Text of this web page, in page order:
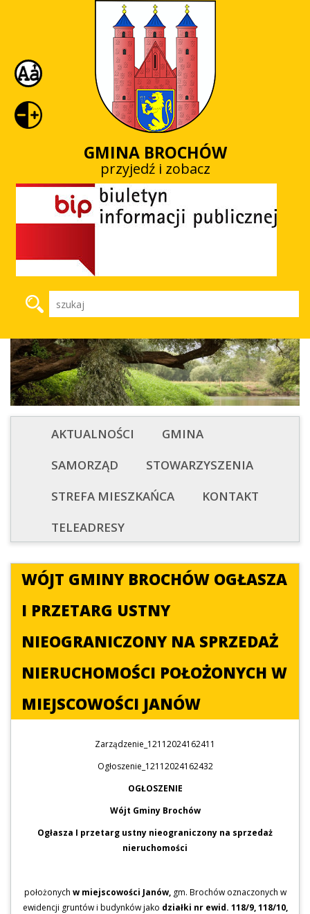
GMINA BROCHÓW
przyjedź i zobacz
AKTUALNOŚCI
GMINA
SAMORZĄD
STOWARZYSZENIA
STREFA MIESZKAŃCA
KONTAKT
TELEADRESY
WÓJT GMINY BROCHÓW OGŁASZA
I PRZETARG USTNY
NIEOGRANICZONY NA SPRZEDAŻ
NIERUCHOMOŚCI POŁOŻONYCH W
MIEJSCOWOŚCI JANÓW
Zarządzenie_12112024162411
Ogłoszenie_12112024162432
OGŁOSZENIE
Wójt Gminy Brochów
Ogłasza I przetarg ustny nieograniczony na sprzedaż
nieruchomości
położonych w miejscowości Janów,gm. Brochów oznaczonych w
ewidencji gruntów i budynków jako działki nr ewid. 118/9, 118/10,